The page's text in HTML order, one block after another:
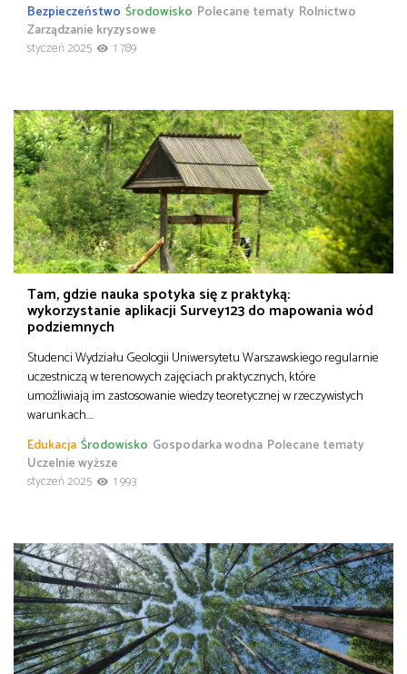
Bezpieczeństwo Polecane tematy Rolnictwo
Środowisko
Zarządzanie kryzysowe
styczeń 2025
1 789
Tam, gdzie nauka spotyka się z praktyką:
wykorzystanie aplikacji Survey123 do mapowania wód
podziemnych
Studenci Wydziału Geologii Uniwersytetu Warszawskiego regularnie
uczestniczą w terenowych zajęciach praktycznych, które
umożliwiają im zastosowanie wiedzy teoretycznej w rzeczywistych
warunkach….
Edukacja Gospodarka wodna Polecane tematy
Środowisko
Uczelnie wyższe
styczeń 2025
1 993